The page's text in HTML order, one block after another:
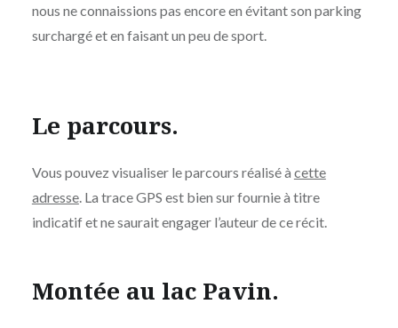
nous ne connaissions pas encore en évitant son parking
surchargé et en faisant un peu de sport.
Le parcours.
Vous pouvez visualiser le parcours réalisé à cette
adresse. La trace GPS est bien sur fournie à titre
indicatif et ne saurait engager l’auteur de ce récit.
Montée au lac Pavin.